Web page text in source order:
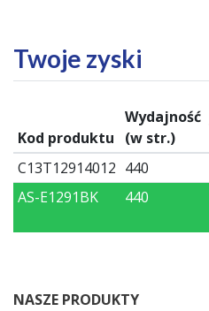
Twoje zyski
Kod produktu
Wydajność
(w str.)
C13T12914012 440
AS-E1291BK
440
NASZE PRODUKTY